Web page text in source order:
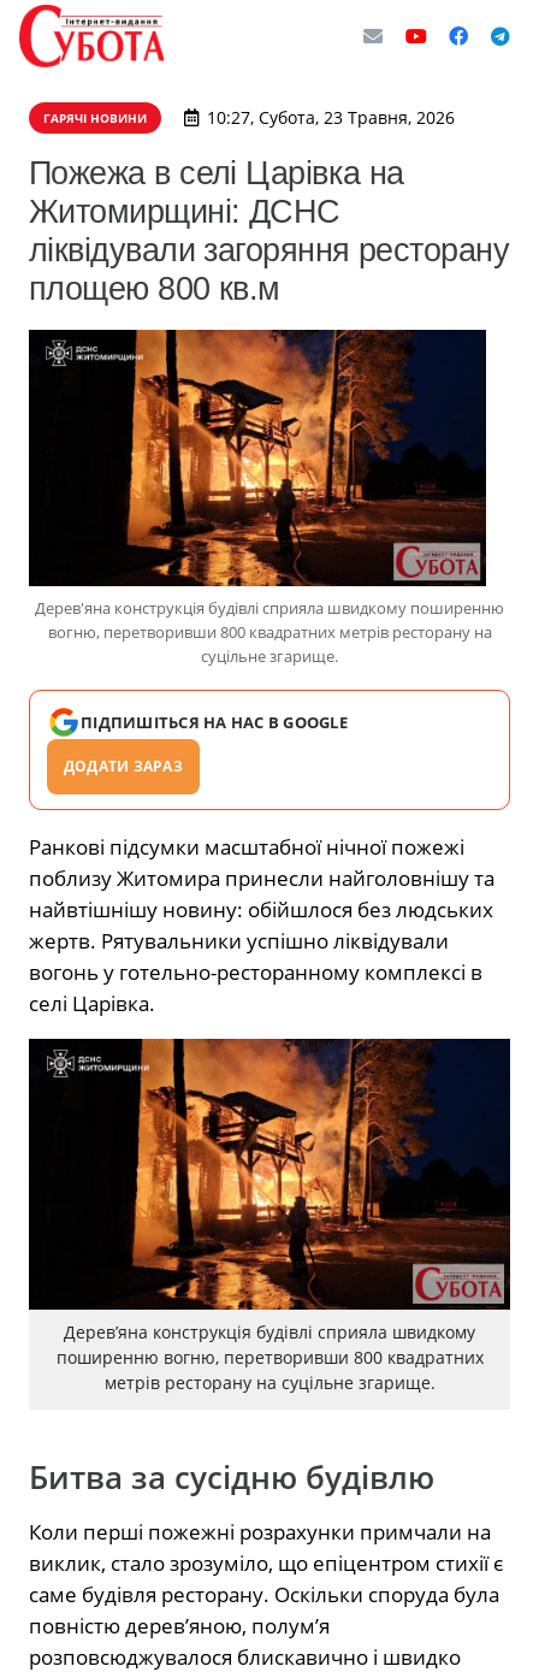
ГАРЯЧІ НОВИНИ 10:27, Субота, 23 Травня, 2026
Пожежа в селі Царівка на
Житомирщині: ДСНС
ліквідували загоряння ресторану
площею 800 кв.м
Дерев'яна конструкція будівлі сприяла швидкому поширенню
вогню, перетворивши 800 квадратних метрів ресторану на
суцільне згарище.
ПІДПИШІТЬСЯ НА НАС В GOOGLE
ДОДАТИ ЗАРАЗ
Ранкові підсумки масштабної нічної пожежі
поблизу Житомира принесли найголовнішу та
найвтішнішу новину: обійшлося без людських
жертв. Рятувальники успішно ліквідували
вогонь у готельно-ресторанному комплексі в
селі Царівка.
Дерев’яна конструкція будівлі сприяла швидкому
поширенню вогню, перетворивши 800 квадратних
метрів ресторану на суцільне згарище.
Битва за сусідню будівлю
Коли перші пожежні розрахунки примчали на
виклик, стало зрозуміло, що епіцентром стихії є
саме будівля ресторану. Оскільки споруда була
повністю дерев’яною, полум’я
розповсюджувалося блискавично і швидко